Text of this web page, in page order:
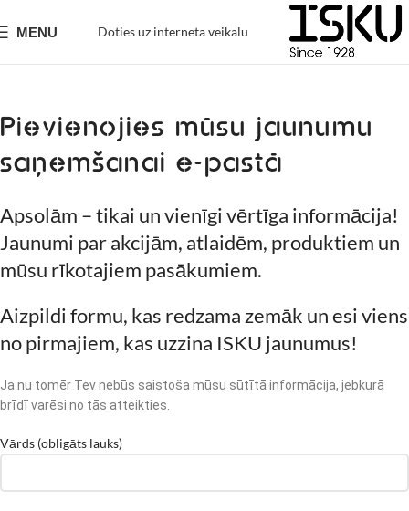
MENU Doties uz interneta veikalu
Pievienojies mūsu jaunumu
saņemšanai e-pastā
Apsolām – tikai un vienīgi vērtīga informācija!
Jaunumi par akcijām, atlaidēm, produktiem un
mūsu rīkotajiem pasākumiem.
Aizpildi formu, kas redzama zemāk un esi viens
no pirmajiem, kas uzzina ISKU jaunumus!
Ja nu tomēr Tev nebūs saistoša mūsu sūtītā informācija, jebkurā
brīdī varēsi no tās atteikties.
Vārds (obligāts lauks)